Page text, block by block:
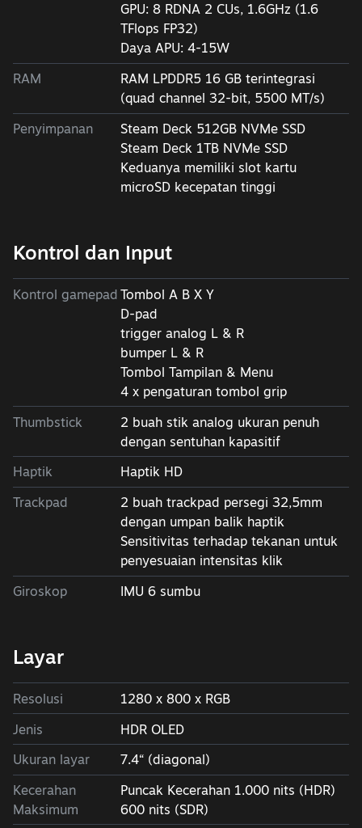
GPU: 8 RDNA 2 CUs, 1.6GHz (1.6
TFlops FP32)
Daya APU: 4-15W
RAM
RAM LPDDR5 16 GB terintegrasi
(quad channel 32-bit, 5500 MT/s)
Penyimpanan
Steam Deck 512GB NVMe SSD
Steam Deck 1TB NVMe SSD
Keduanya memiliki slot kartu
microSD kecepatan tinggi
Kontrol dan Input
Kontrol gamepad Tombol A B X Y
D-pad
trigger analog L & R
bumper L & R
Tombol Tampilan & Menu
4 x pengaturan tombol grip
Thumbstick
2 buah stik analog ukuran penuh
dengan sentuhan kapasitif
Haptik
Haptik HD
Trackpad
2 buah trackpad persegi 32,5mm
dengan umpan balik haptik
Sensitivitas terhadap tekanan untuk
penyesuaian intensitas klik
Giroskop
IMU 6 sumbu
Layar
Resolusi
1280 x 800 x RGB
Jenis
HDR OLED
Ukuran layar
7.4“ (diagonal)
Kecerahan
Maksimum
Puncak Kecerahan 1.000 nits (HDR)
600 nits (SDR)